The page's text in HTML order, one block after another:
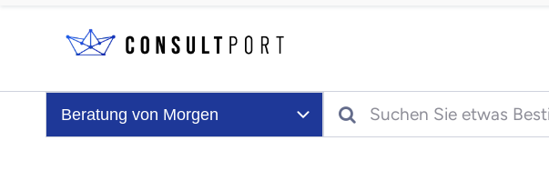
Beratung von Morgen
Search for: